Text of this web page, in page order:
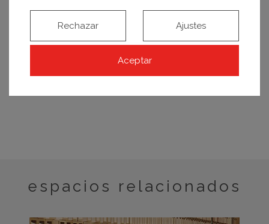
Sonia Mompó
espacios relacionados
Aceptar
Rechazar Ajustes